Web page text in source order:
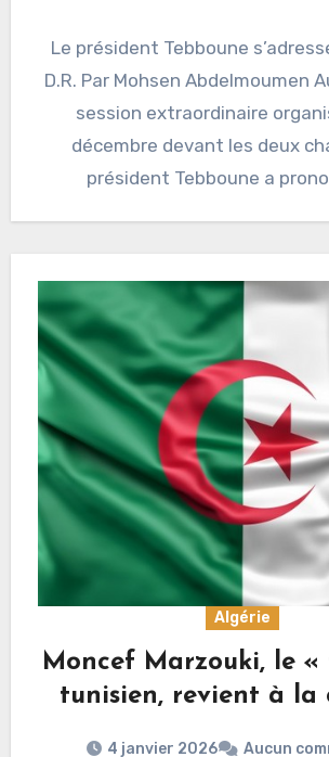
Le président Tebboune
D.R. Par Mohsen Abdelmoumen
session extraordinaire
décembre devant les deux
président Tebboune a
Algérie
Moncef Marzouki, le
tunisien, revient à la
4 janvier 2026 Aucun